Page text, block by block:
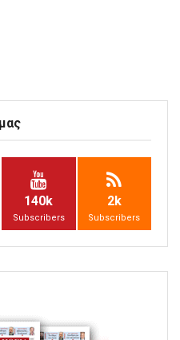
140k
Subscribers
2k
Subscribers